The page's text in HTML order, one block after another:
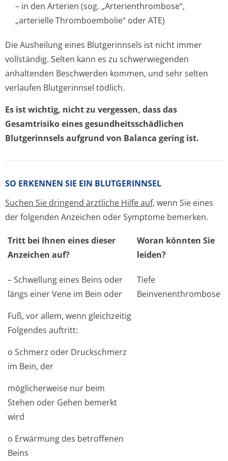
– in den Arterien (sog. „Arterienthrom­bose“,
„arterielle Thromboembolie“ oder ATE)
Die Ausheilung eines Blutgerinnsels ist nicht immer
vollständig. Selten kann es zu schwerwiegenden
anhaltenden Beschwerden kommen, und sehr selten
verlaufen Blutgerinnsel tödlich.
Es ist wichtig, nicht zu vergessen, dass das
Gesamtrisiko eines gesundheitsschädlichen
Blutgerinnsels aufgrund von Balanca gering ist.
SO ERKENNEN SIE EIN BLUTGERINNSEL
Suchen Sie dringend ärztliche Hilfe auf, wenn Sie eines
der folgenden Anzeichen oder Symptome bemerken.
Tritt bei Ihnen eines dieser
Anzeichen auf?
Woran könnten Sie
leiden?
– Schwellung eines Beins oder
längs einer Vene im Bein oder
Fuß, vor allem, wenn gleichzeitig
Folgendes auftritt:
o Schmerz oder Druckschmerz
im Bein, der
möglicherweise nur beim
Stehen oder Gehen bemerkt
wird
o Erwärmung des betroffenen
Beins
Tiefe
Beinvenenthrombose